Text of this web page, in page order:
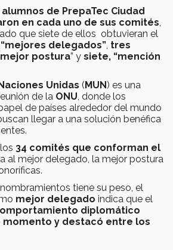
alumnos de PrepaTec Ciudad
en cada uno de sus comités
que siete de ellos obtuvieran el
“mejores delegados” tres
postura” y siete, “mención
Unidas (MUN) es una
de la ONU , donde los
de países alrededor del mundo
llegar a una solución benéfica
34 comités que conforman el
al mejor delegado, la mejor postura
tiene su peso, el
mejor delegado indica que el
diplomático
y destacó entre los